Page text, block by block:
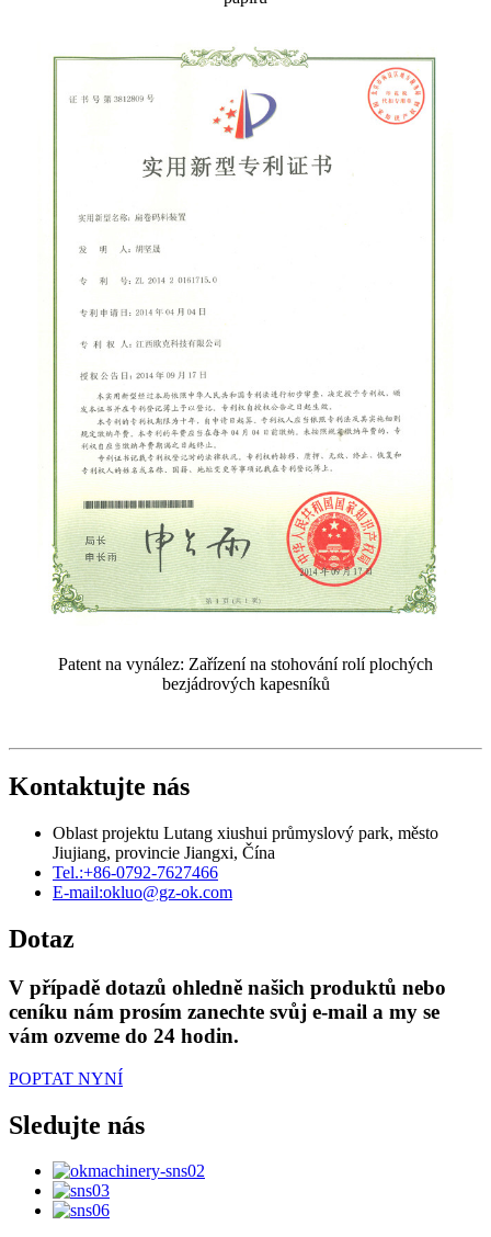
Patent na vynález: Zařízení na stohování rolí plochých
bezjádrových kapesníků
Kontaktujte nás
Oblast projektu Lutang xiushui průmyslový park, město
Jiujiang, provincie Jiangxi, Čína
Tel.:+86-0792-7627466
E-mail:okluo@gz-ok.com
Dotaz
V případě dotazů ohledně našich produktů nebo
ceníku nám prosím zanechte svůj e-mail a my se
vám ozveme do 24 hodin.
POPTAT NYNÍ
Sledujte nás